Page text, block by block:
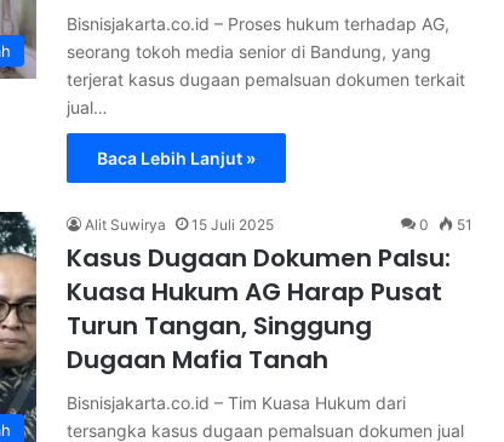
Bisnisjakarta.co.id – Proses hukum terhadap AG,
seorang tokoh media senior di Bandung, yang
terjerat kasus dugaan pemalsuan dokumen terkait
jual…
Baca Lebih Lanjut »
Alit Suwirya 15 Juli 2025 0 51
Kasus Dugaan Dokumen Palsu:
Kuasa Hukum AG Harap Pusat
Turun Tangan, Singgung
Dugaan Mafia Tanah
Bisnisjakarta.co.id – Tim Kuasa Hukum dari
tersangka kasus dugaan pemalsuan dokumen jual